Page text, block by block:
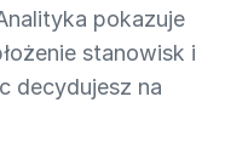
pokazuje
stanowisk i
decydujesz na